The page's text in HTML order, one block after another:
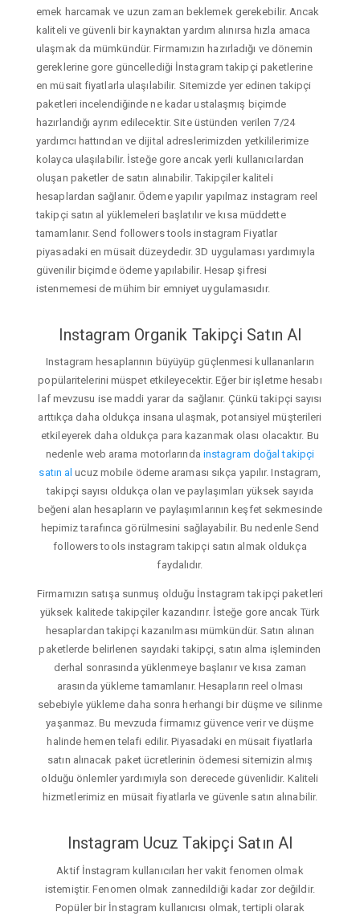
emek harcamak ve uzun zaman beklemek gerekebilir. Ancak
kaliteli ve güvenli bir kaynaktan yardım alınırsa hızla amaca
ulaşmak da mümkündür. Firmamızın hazırladığı ve dönemin
gereklerine gore güncellediği İnstagram takipçi paketlerine
en müsait fiyatlarla ulaşılabilir. Sitemizde yer edinen takipçi
paketleri incelendiğinde ne kadar ustalaşmış biçimde
hazırlandığı ayrım edilecektir. Site üstünden verilen 7/24
yardımcı hattından ve dijital adreslerimizden yetkililerimize
kolayca ulaşılabilir. İsteğe gore ancak yerli kullanıcılardan
oluşan paketler de satın alınabilir. Takipçiler kaliteli
hesaplardan sağlanır. Ödeme yapılır yapılmaz instagram reel
takipçi satın al yüklemeleri başlatılır ve kısa müddette
tamamlanır. Send followers tools instagram Fiyatlar
piyasadaki en müsait düzeydedir. 3D uygulaması yardımıyla
güvenilir biçimde ödeme yapılabilir. Hesap şifresi
istenmemesi de mühim bir emniyet uygulamasıdır.
Instagram Organik Takipçi Satın Al
Instagram hesaplarının büyüyüp güçlenmesi kullananların
popülaritelerini müspet etkileyecektir. Eğer bir işletme hesabı
laf mevzusu ise maddi yarar da sağlanır. Çünkü takipçi sayısı
arttıkça daha oldukça insana ulaşmak, potansiyel müşterileri
etkileyerek daha oldukça para kazanmak olası olacaktır. Bu
nedenle web arama motorlarında instagram doğal takipçi
satın al ucuz mobile ödeme araması sıkça yapılır. Instagram,
takipçi sayısı oldukça olan ve paylaşımları yüksek sayıda
beğeni alan hesapların ve paylaşımlarının keşfet sekmesinde
hepimiz tarafınca görülmesini sağlayabilir. Bu nedenle Send
followers tools instagram takipçi satın almak oldukça
faydalıdır.
Firmamızın satışa sunmuş olduğu İnstagram takipçi paketleri
yüksek kalitede takipçiler kazandırır. İsteğe gore ancak Türk
hesaplardan takipçi kazanılması mümkündür. Satın alınan
paketlerde belirlenen sayıdaki takipçi, satın alma işleminden
derhal sonrasında yüklenmeye başlanır ve kısa zaman
arasında yükleme tamamlanır. Hesapların reel olması
sebebiyle yükleme daha sonra herhangi bir düşme ve silinme
yaşanmaz. Bu mevzuda firmamız güvence verir ve düşme
halinde hemen telafi edilir. Piyasadaki en müsait fiyatlarla
satın alınacak paket ücretlerinin ödemesi sitemizin almış
olduğu önlemler yardımıyla son derecede güvenlidir. Kaliteli
hizmetlerimiz en müsait fiyatlarla ve güvenle satın alınabilir.
Instagram Ucuz Takipçi Satın Al
Aktif İnstagram kullanıcıları her vakit fenomen olmak
istemiştir. Fenomen olmak zannedildiği kadar zor değildir.
Popüler bir İnstagram kullanıcısı olmak, tertipli olarak